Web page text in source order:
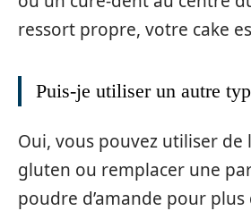
ressort propre, votre cake
Puis-je utiliser un autre
Oui, vous pouvez utiliser de
gluten ou remplacer une
poudre d’amande pour plus